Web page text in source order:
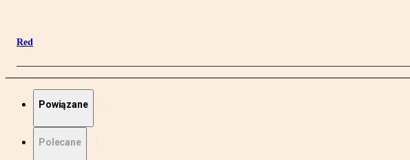
Red
Powiązane
Polecane